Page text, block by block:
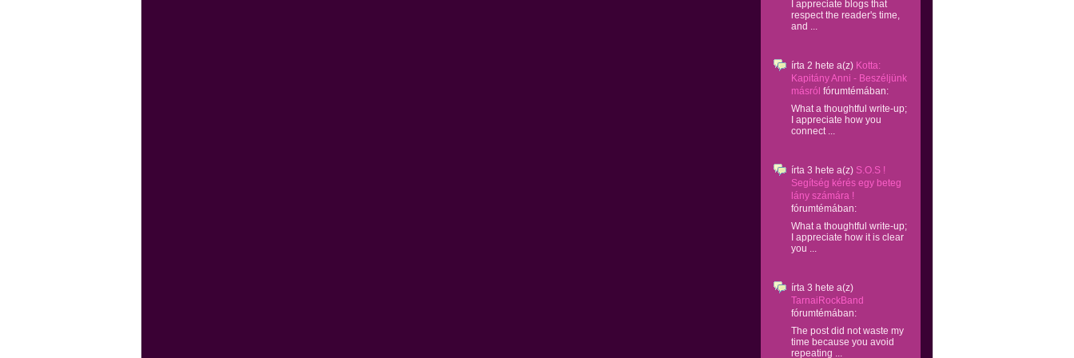
I appreciate blogs that
respect the reader's time,
and ...
írta 2 hete a(z) Kotta:
Kapitány Anni - Beszéljünk
másról fórumtémában:
What a thoughtful write-up;
I appreciate how you
connect ...
írta 3 hete a(z) S.O.S !
Segítség kérés egy beteg
lány számára !
fórumtémában:
What a thoughtful write-up;
I appreciate how it is clear
you ...
írta 3 hete a(z)
TarnaiRockBand
fórumtémában:
The post did not waste my
time because you avoid
repeating ...